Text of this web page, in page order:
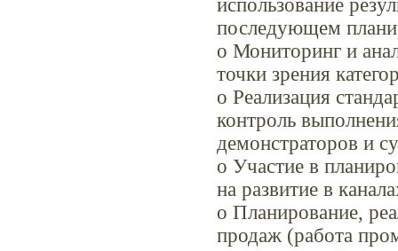
использование
последующем
o Мониторинг и
точки зрения
o Реализация
контроль
демонстраторов и
o Участие в
на развитие в
o Планирование,
продаж (работа